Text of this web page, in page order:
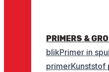
PRIMERS &
blikPrimer in
primerKunststof